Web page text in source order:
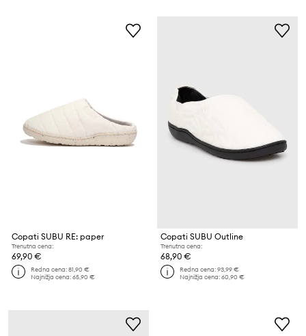
Copati SUBU RE: paper
Trenutna cena:
69,90 €
Redna cena:81,90 €
Najnižja cena:65,90 €
Copati SUBU Outline
Trenutna cena:
68,90 €
Redna cena:93,99 €
Najnižja cena:60,90 €